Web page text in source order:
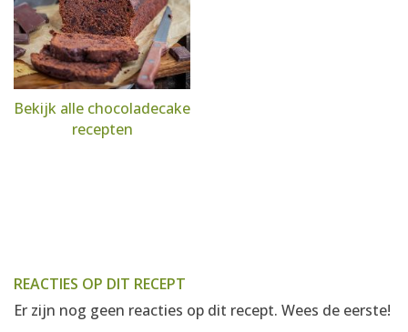
Bekijk alle chocoladecake
recepten
REACTIES OP DIT RECEPT
Er zijn nog geen reacties op dit recept. Wees de eerste!